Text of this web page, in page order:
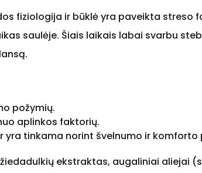
fiziologija ir būklė yra paveikta streso
saulėje. Šiais laikais labai svarbu
požymių.
aplinkos faktorių.
tinkama norint švelnumo ir komforto
ekstraktas, augaliniai aliejai